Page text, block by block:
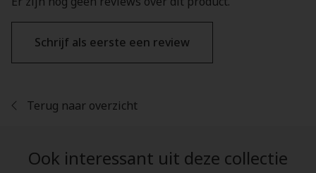
Schrijf als eerste een review
Terug naar overzicht
Ook interessant uit deze collectie